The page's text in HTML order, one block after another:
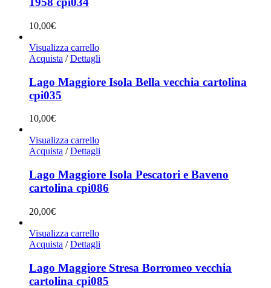
10,00€
Visualizza carrello
Acquista / Dettagli
Lago Maggiore Isola Bella vecchia cartolina
cpi035
10,00€
Visualizza carrello
Acquista / Dettagli
Lago Maggiore Isola Pescatori e Baveno
cartolina cpi086
20,00€
Visualizza carrello
Acquista / Dettagli
Lago Maggiore Stresa Borromeo vecchia
cartolina cpi085